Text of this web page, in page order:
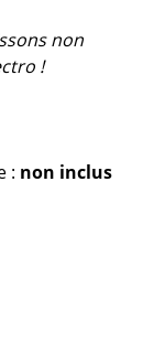
non
!
: non inclus